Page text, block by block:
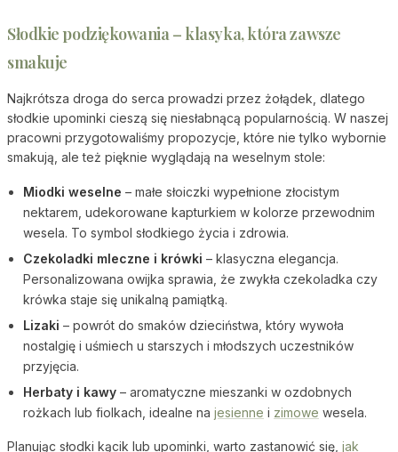
Słodkie podziękowania – klasyka, która zawsze
smakuje
Najkrótsza droga do serca prowadzi przez żołądek, dlatego
słodkie upominki cieszą się niesłabnącą popularnością. W naszej
pracowni przygotowaliśmy propozycje, które nie tylko wybornie
smakują, ale też pięknie wyglądają na weselnym stole:
Miodki weselne – małe słoiczki wypełnione złocistym
nektarem, udekorowane kapturkiem w kolorze przewodnim
wesela. To symbol słodkiego życia i zdrowia.
Czekoladki mleczne i krówki – klasyczna elegancja.
Personalizowana owijka sprawia, że zwykła czekoladka czy
krówka staje się unikalną pamiątką.
Lizaki – powrót do smaków dzieciństwa, który wywoła
nostalgię i uśmiech u starszych i młodszych uczestników
przyjęcia.
Herbaty i kawy – aromatyczne mieszanki w ozdobnych
rożkach lub fiolkach, idealne na jesienne i zimowe wesela.
Planując słodki kącik lub upominki, warto zastanowić się, jak